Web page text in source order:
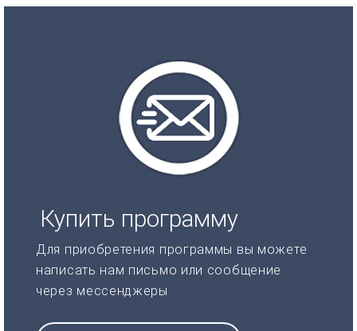
Купить программу
Для приобретения программы вы можете
написать нам письмо или сообщение
через мессенджеры